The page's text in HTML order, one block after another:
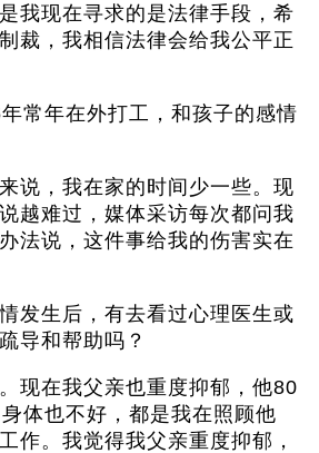
我现在寻求的是法律手段，希
裁，我相信法律会给我公平正
年在外打工，和孩子的感情
来说，我在家的时间少一些。现
越难过，媒体采访每次都问我
法说，这件事给我的伤害实在
生后，有去看过心理医生或
导和帮助吗？
。现在我父亲也重度抑郁，他80
体也不好，都是我在照顾他
作。我觉得我父亲重度抑郁，